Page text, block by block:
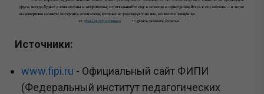
Источники:
www.fipi.ru - Официальный сайт ФИПИ
(Федеральный институт педагогических